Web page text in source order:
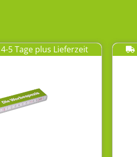
5 Tage plus Lieferzeit